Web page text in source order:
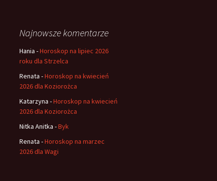
Najnowsze komentarze
Hania -Horoskop na lipiec 2026
roku dla Strzelca
Renata -Horoskop na kwiecień
2026 dla Koziorożca
Katarzyna -Horoskop na kwiecień
2026 dla Koziorożca
Nitka Anitka -Byk
Renata -Horoskop na marzec
2026 dla Wagi